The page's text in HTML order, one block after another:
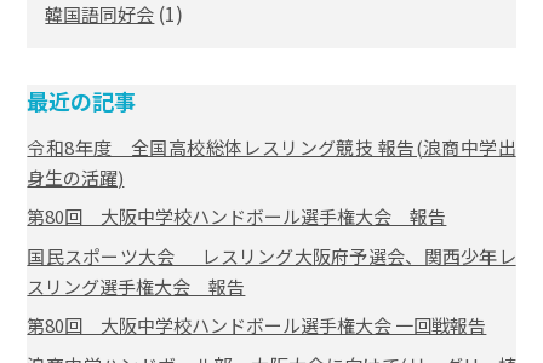
韓国語同好会 (1)
最近の記事
令和8年度 全国高校総体レスリング競技 報告(浪商中学出
身生の活躍)
第80回 大阪中学校ハンドボール選手権大会 報告
国民スポーツ大会 レスリング大阪府予選会、関西少年レ
スリング選手権大会 報告
第80回 大阪中学校ハンドボール選手権大会 一回戦報告